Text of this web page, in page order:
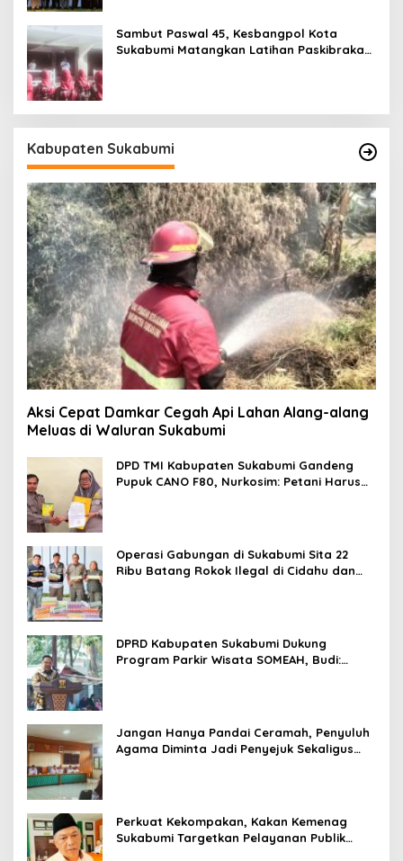
Sambut Paswal 45, Kesbangpol Kota
Sukabumi Matangkan Latihan Paskibraka
Kabupaten Sukabumi
Aksi Cepat Damkar Cegah Api Lahan Alang-alang
Meluas di Waluran Sukabumi
DPD TMI Kabupaten Sukabumi Gandeng
Pupuk CANO F80, Nurkosim: Petani Harus
Operasi Gabungan di Sukabumi Sita 22
Ribu Batang Rokok Ilegal di Cidahu dan
DPRD Kabupaten Sukabumi Dukung
Program Parkir Wisata SOMEAH, Budi:
Jangan Hanya Pandai Ceramah, Penyuluh
Agama Diminta Jadi Penyejuk Sekaligus
Perkuat Kekompakan, Kakan Kemenag
Sukabumi Targetkan Pelayanan Publik